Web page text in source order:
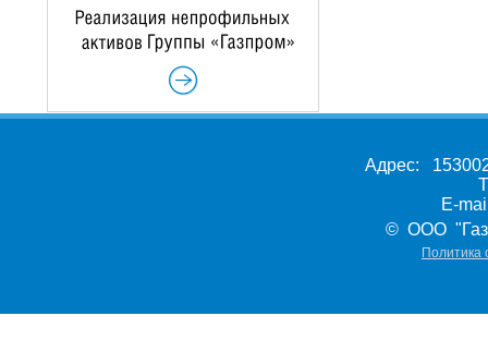
Адрес:
E-
© ООО
Политика